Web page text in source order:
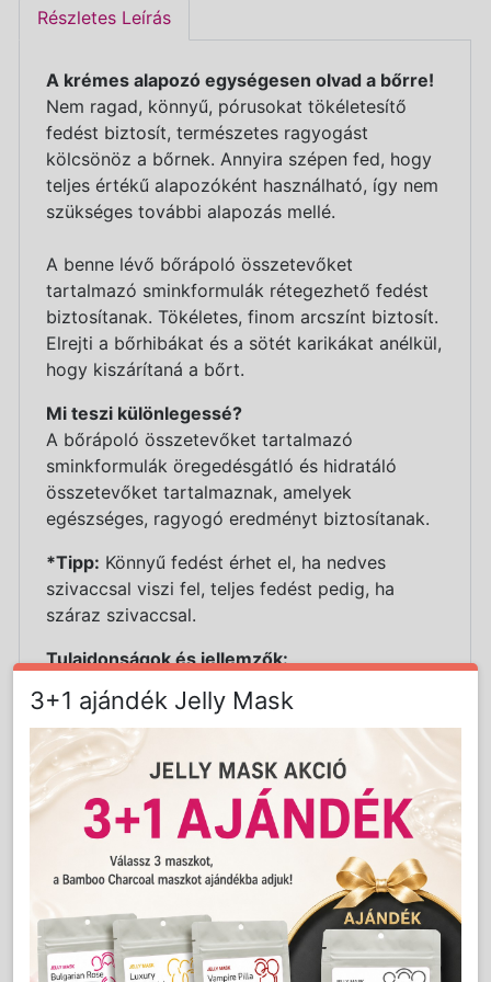
Részletes Leírás
A krémes alapozó egységesen olvad a bőrre!
Nem ragad, könnyű, pórusokat tökéletesítő
fedést biztosít, természetes ragyogást
kölcsönöz a bőrnek. Annyira szépen fed, hogy
teljes értékű alapozóként használható, így nem
szükséges további alapozás mellé.
A benne lévő bőrápoló összetevőket
tartalmazó sminkformulák rétegezhető fedést
biztosítanak. Tökéletes, finom arcszínt biztosít.
Elrejti a bőrhibákat és a sötét karikákat anélkül,
hogy kiszárítaná a bőrt.
Mi teszi különlegessé?
A bőrápoló összetevőket tartalmazó
sminkformulák öregedésgátló és hidratáló
összetevőket tartalmaznak, amelyek
egészséges, ragyogó eredményt biztosítanak.
*Tipp: Könnyű fedést érhet el, ha nedves
szivaccsal viszi fel, teljes fedést pedig, ha
száraz szivaccsal.
Tulajdonságok és jellemzők:
- Végeredmény:
-Textúra: Krémes kompakt lélegző alapozó.
Gazdag, vajszerű textúra
- Kiegyenlíti a bőrhibákat és a szem alatti sötét
karikáka
- Semlegesíti az egyenetlen bőrszínt
- Fedőképesség:Könnyű-közepes fedés,
rétegezhető
- Összetétel:Bőrgyógyászatilag/szemészeti
szempontból tesztelt
- Bőrtípus:Minden bőrtípusra alkalmas – még
3+1 ajándék Jelly Mask